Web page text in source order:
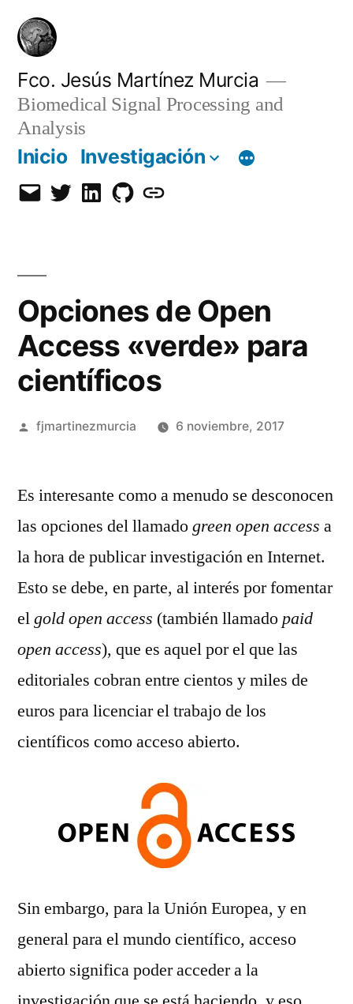
Saltar
contenido
Fco. Jesús Martínez Murcia
Biomedical Signal Processing and
Analysis
Inicio Investigación
EmailTwitterLinkedInGitHub
Orcid
Opciones de Open
Access «verde» para
científicos
Publicado
fjmartinezmurcia 6 noviembre, 2017
en
Open
Access
Es interesante como a menudo se desconocen
las opciones del llamadogreen open access a
la hora de publicar investigación en Internet.
Esto se debe, en parte, al interés por fomentar
elgold open access (también llamadopaid
open access), que es aquel por el que las
editoriales cobran entre cientos y miles de
euros para licenciar el trabajo de los
científicos como acceso abierto.
Sin embargo, para la Unión Europea, y en
general para el mundo científico, acceso
abierto significa poder acceder a la